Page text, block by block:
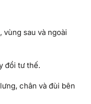
sau và ngoài
đổi tư thế.
chân và đùi bên